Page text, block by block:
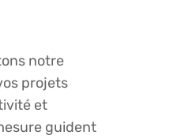
notre
projets
et
guident